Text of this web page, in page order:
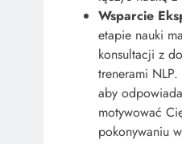
Wsparcie
etapie nauki
konsultacji z
trenerami
aby
motywować
pokonywaniu